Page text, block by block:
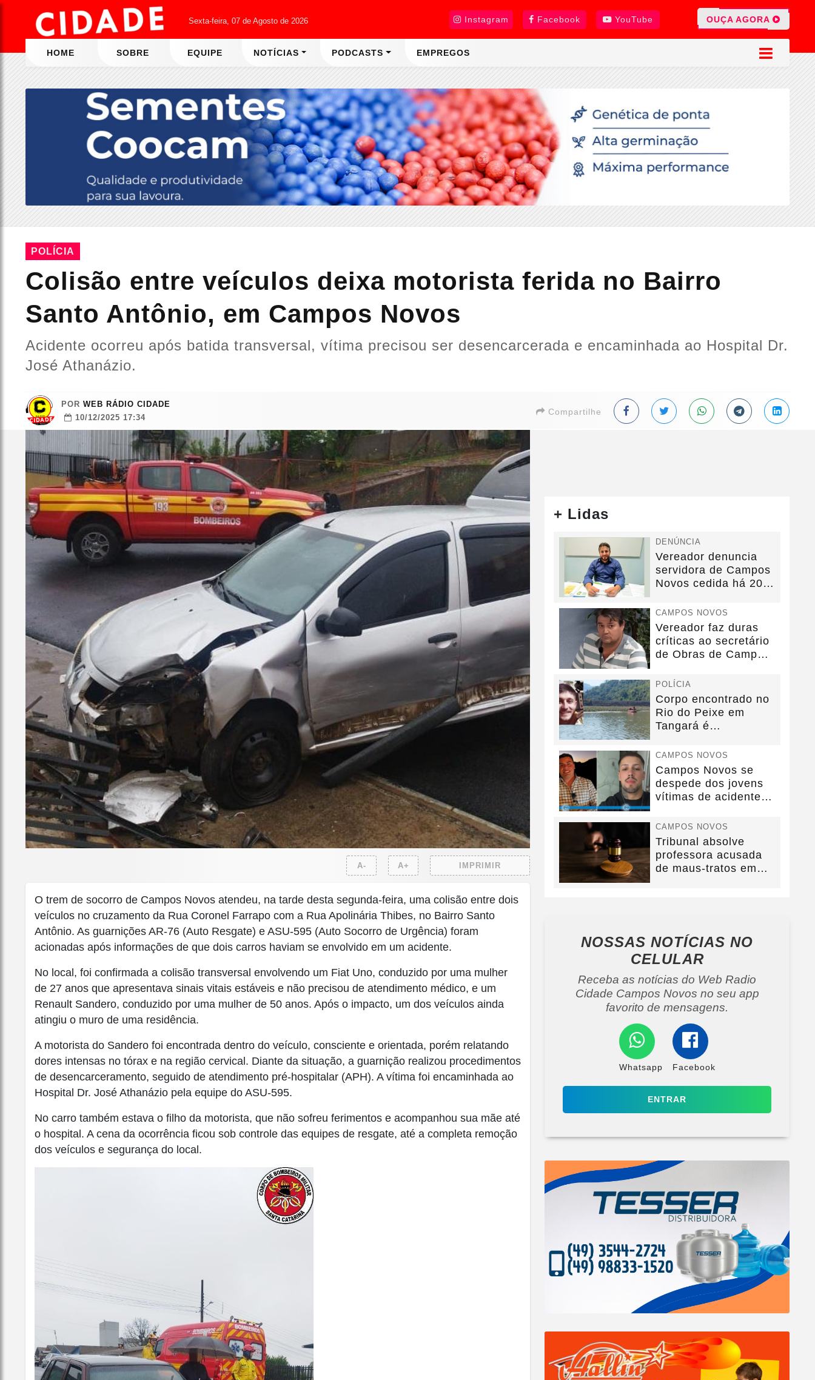
Sexta-feira, 07 de Agosto de 2026 Instagram Facebook YouTube OUÇA AGORA
HOME SOBRE EQUIPE NOTÍCIAS PODCASTS EMPREGOS
POLÍCIA
Colisão entre veículos deixa motorista ferida no Bairro
Santo Antônio, em Campos Novos
Acidente ocorreu após batida transversal, vítima precisou ser desencarcerada e encaminhada ao Hospital Dr.
José Athanázio.
POR WEB RÁDIO CIDADE
10/12/2025 17:34
Compartilhe
A- A+ IMPRIMIR
O trem de socorro de Campos Novos atendeu, na tarde desta segunda-feira, uma colisão entre dois
veículos no cruzamento da Rua Coronel Farrapo com a Rua Apolinária Thibes, no Bairro Santo
Antônio. As guarnições AR-76 (Auto Resgate) e ASU-595 (Auto Socorro de Urgência) foram
acionadas após informações de que dois carros haviam se envolvido em um acidente.
No local, foi confirmada a colisão transversal envolvendo um Fiat Uno, conduzido por uma mulher
de 27 anos que apresentava sinais vitais estáveis e não precisou de atendimento médico, e um
Renault Sandero, conduzido por uma mulher de 50 anos. Após o impacto, um dos veículos ainda
atingiu o muro de uma residência.
A motorista do Sandero foi encontrada dentro do veículo, consciente e orientada, porém relatando
dores intensas no tórax e na região cervical. Diante da situação, a guarnição realizou procedimentos
de desencarceramento, seguido de atendimento pré-hospitalar (APH). A vítima foi encaminhada ao
Hospital Dr. José Athanázio pela equipe do ASU-595.
No carro também estava o filho da motorista, que não sofreu ferimentos e acompanhou sua mãe até
o hospital. A cena da ocorrência ficou sob controle das equipes de resgate, até a completa remoção
dos veículos e segurança do local.
+ Lidas
DENÚNCIA
Vereador denuncia
servidora de Campos
Novos cedida há 20
CAMPOS NOVOS
Vereador faz duras
críticas ao secretário
de Obras de Campos
POLÍCIA
Corpo encontrado no
Rio do Peixe em
Tangará é
CAMPOS NOVOS
Campos Novos se
despede dos jovens
vítimas de acidente
CAMPOS NOVOS
Tribunal absolve
professora acusada
de maus-tratos em
NOSSAS NOTÍCIAS NO
CELULAR
Receba as notícias do Web Radio
Cidade Campos Novos no seu app
favorito de mensagens.
Whatsapp Facebook
ENTRAR